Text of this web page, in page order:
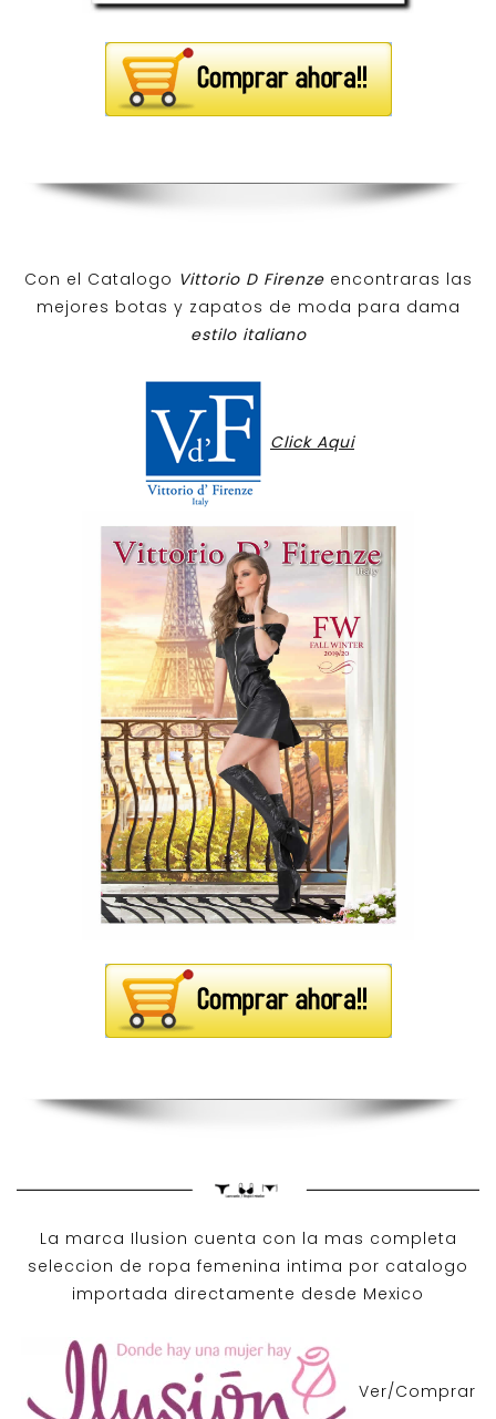
Con el Catalogo Vittorio D Firenzeencontraras las
mejores botas y zapatos de moda para dama
estilo italiano
Click Aqui
La marca Ilusion cuenta con la mas completa
seleccion de ropa femenina intima por catalogo
importada directamente desde Mexico
Ver/Comprar